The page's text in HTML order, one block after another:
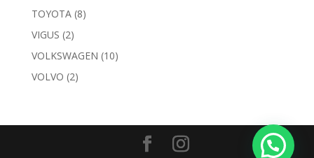
TOYOTA (8)
VIGUS (2)
VOLKSWAGEN (10)
VOLVO (2)